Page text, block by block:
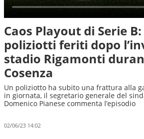
Caos Playout di Serie
poliziotti feriti dopo
stadio Rigamonti
Cosenza
Un poliziotto ha subito una frattura alla
in giornata, il segretario generale del
Domenico Pianese commenta l’episodio
02/06/23 14:02